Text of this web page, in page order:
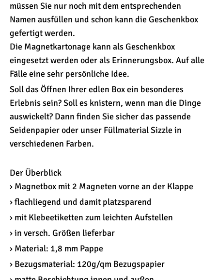
müssen Sie nur noch mit dem entsprechenden
Namen ausfüllen und schon kann die Geschenkbox
gefertigt werden.
Die Magnetkartonage kann als Geschenkbox
eingesetzt werden oder als Erinnerungsbox. Auf alle
Fälle eine sehr persönliche Idee.
Soll das Öffnen Ihrer edlen Box ein besonderes
Erlebnis sein? Soll es knistern, wenn man die Dinge
auswickelt? Dann finden Sie sicher das passende
Seidenpapier oder unser Füllmaterial Sizzle in
verschiedenen Farben.
Der Überblick
› Magnetbox mit 2 Magneten vorne an der Klappe
› flachliegend und damit platzsparend
› mit Klebeetiketten zum leichten Aufstellen
› in versch. Größen lieferbar
› Material: 1,8 mm Pappe
› Bezugsmaterial: 120g/qm Bezugspapier